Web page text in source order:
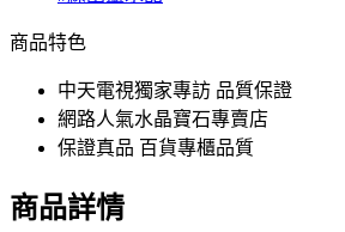
商品特色
中天電視獨家專訪 品質保證
網路人氣水晶寶石專賣店
保證真品 百貨專櫃品質
商品詳情